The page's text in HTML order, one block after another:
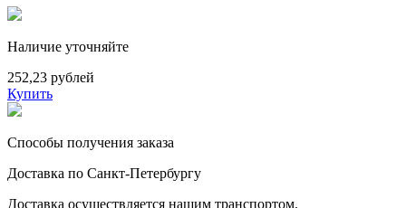
Наличие уточняйте
252,23 рублей
Купить
Способы получения заказа
Доставка по Санкт-Петербургу
Доставка осуществляется нашим транспортом.